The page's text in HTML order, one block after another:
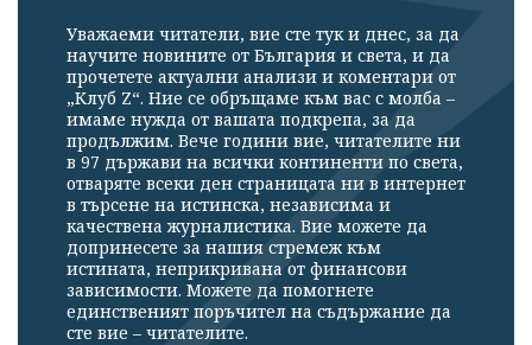
Уважаеми читатели, вие сте тук и днес, за да
научите новините от България и света, и да
прочетете актуални анализи и коментари от
„Клуб Z“. Ние се обръщаме към вас с молба –
имаме нужда от вашата подкрепа, за да
продължим. Вече години вие, читателите ни
в 97 държави на всички континенти по света,
отваряте всеки ден страницата ни в интернет
в търсене на истинска, независима и
качествена журналистика. Вие можете да
допринесете за нашия стремеж към
истината, неприкривана от финансови
зависимости. Можете да помогнете
единственият поръчител на съдържание да
сте вие – читателите.